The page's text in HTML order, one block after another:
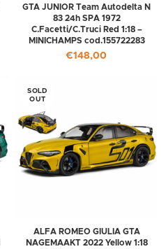
GTA JUNIOR Team Autodelta N
83 24h SPA 1972
C.Facetti/C.Truci Red 1:18 –
MINICHAMPS cod.155722283
€148,00
SOLD
OUT
ALFA ROMEO GIULIA GTA
NAGEMAAKT 2022 Yellow 1:18